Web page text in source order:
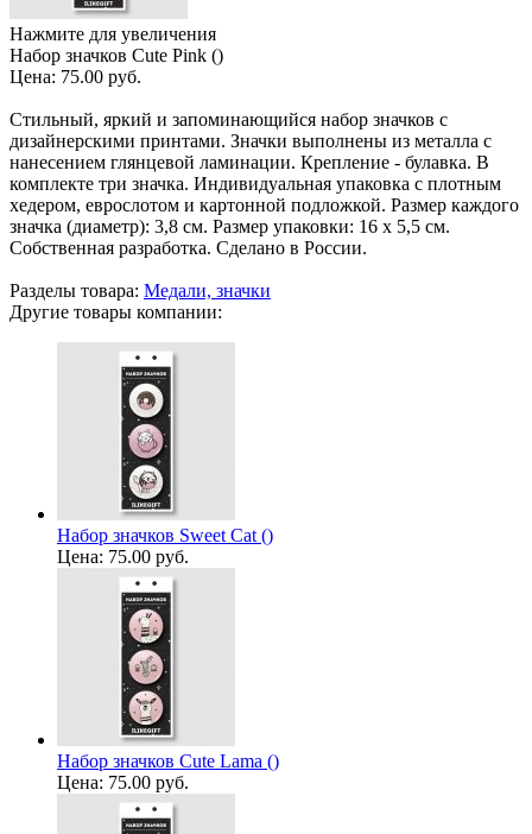
Нажмите для увеличения
Набор значков Cute Pink ()
Цена: 75.00 руб.
Стильный, яркий и запоминающийся набор значков с
дизайнерскими принтами. Значки выполнены из металла с
нанесением глянцевой ламинации. Крепление - булавка. В
комплекте три значка. Индивидуальная упаковка с плотным
хедером, еврослотом и картонной подложкой. Размер каждого
значка (диаметр): 3,8 см. Размер упаковки: 16 х 5,5 см.
Собственная разработка. Сделано в России.
Разделы товара: Медали, значки
Другие товары компании:
Набор значков Sweet Cat ()
Цена: 75.00 руб.
Набор значков Cute Lama ()
Цена: 75.00 руб.